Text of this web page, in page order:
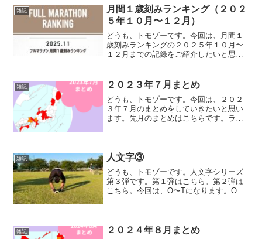
雑記
月間１歳刻みランキング（２０２
５年１０月〜１２月）
どうも、トモゾーです。今回は、月間１
歳刻みランキングの２０２５年１０月〜
１２月までの記録をご紹介したいと思い
ランキングは１ヶ月間で開催されたフル
マラソンの大会を集計し、...
雑記 ２０２３年７月まとめ
どうも、トモゾーです。今回は、２０２
３年７月のまとめをしていきたいと思い
ます。先月のまとめはこちらです。ラン
ートルなんと！今月は人...
雑記 人文字③
どうも、トモゾーです。人文字シリーズ
第３弾です。第１弾はこちら。第２弾は
こちら。今回は、O〜Tになります。O〜
ませんねwP左手曲...
雑記 ２０２４年８月まとめ